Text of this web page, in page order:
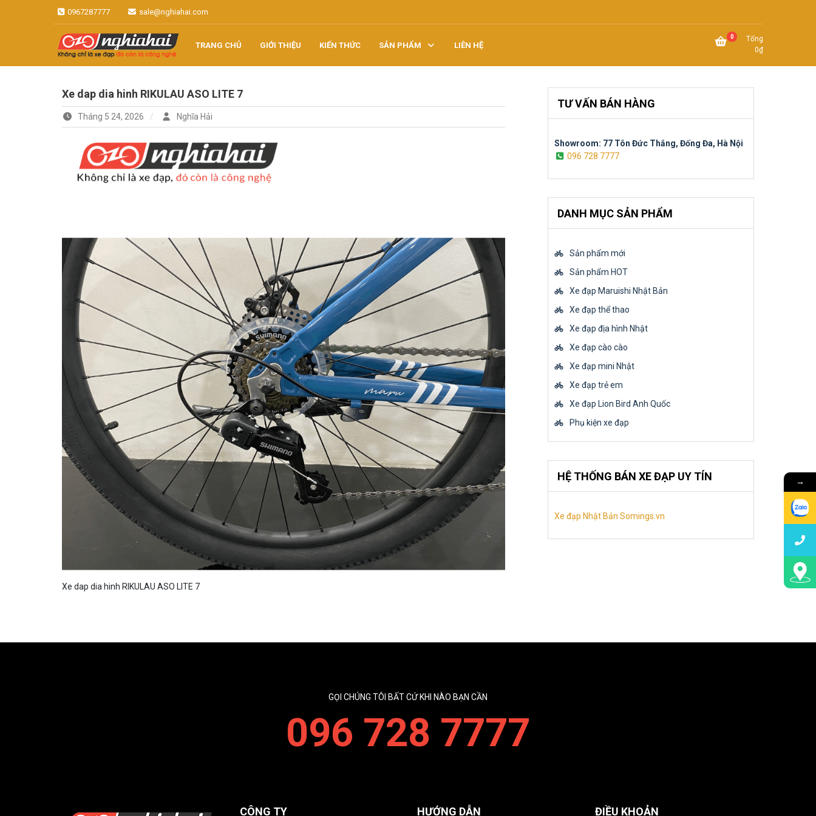
0967287777 sale@nghiahai.com
Nghĩa Hải
Không chỉ là xe đạp, đó còn là
TRANG CHỦ GIỚI THIỆU KIẾN THỨC SẢN PHẨM LIÊN HỆ
0
Tổng
0₫
Xe dap dia hinh RIKULAU ASO LITE 7
Tháng 5 24, 2026 Nghĩa Hải
Xe dap dia hinh RIKULAU ASO LITE 7
TƯ VẤN BÁN HÀNG
Showroom: 77 Tôn Đức Thắng, Đống Đa, Hà Nội
096 728 7777
DANH MỤC SẢN PHẨM
Sản phẩm mới
Sản phẩm HOT
Xe đạp Maruishi Nhật Bản
Xe đạp thể thao
Xe đạp địa hình Nhật
Xe đạp cào cào
Xe đạp mini Nhật
Xe đạp trẻ em
Xe đạp Lion Bird Anh Quốc
Phụ kiện xe đạp
HỆ THỐNG BÁN XE ĐẠP UY TÍN
Xe đạp Nhật Bản Somings.vn
GỌI CHÚNG TÔI BẤT CỨ KHI NÀO BẠN CẦN
096 728 7777
CÔNG TY HƯỚNG DẪN ĐIỀU KHOẢN
→